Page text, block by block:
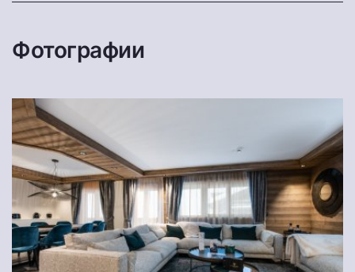
Фотографии